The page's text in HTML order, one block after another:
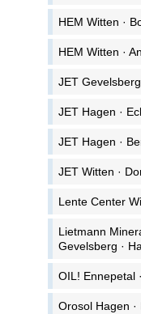
HEM Witten ·
HEM Witten ·
JET
JET Hagen ·
JET Hagen ·
JET Witten ·
Lente Center
Lietmann
Gevelsberg ·
OIL! Ennepetal
Orosol Hagen ·